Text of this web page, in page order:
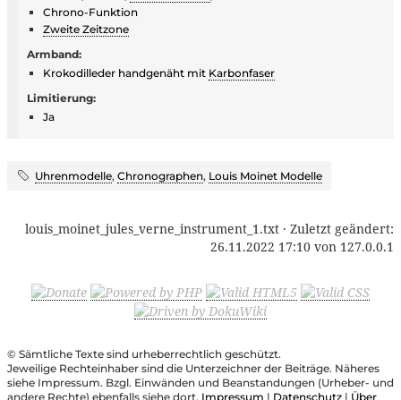
Chrono-Funktion
Zweite Zeitzone
Armband:
Krokodilleder handgenäht mit Karbonfaser
Limitierung:
Ja
Uhrenmodelle, Chronographen, Louis Moinet Modelle
louis_moinet_jules_verne_instrument_1.txt · Zuletzt geändert:
26.11.2022 17:10 von 127.0.0.1
© Sämtliche Texte sind urheberrechtlich geschützt.
Jeweilige Rechteinhaber sind die Unterzeichner der Beiträge. Näheres
siehe Impressum. Bzgl. Einwänden und Beanstandungen (Urheber- und
andere Rechte) ebenfalls siehe dort. Impressum | Datenschutz | Über